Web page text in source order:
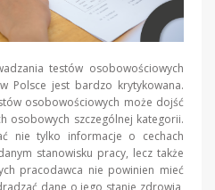
testów osobowościowych
Polsce jest bardzo krytykowana.
osobowościowych może dojść
osobowych szczególnej kategorii.
nie tylko informacje o cechach
stanowisku pracy, lecz także
pracodawca nie powinien mieć
dane o jego stanie zdrowia,